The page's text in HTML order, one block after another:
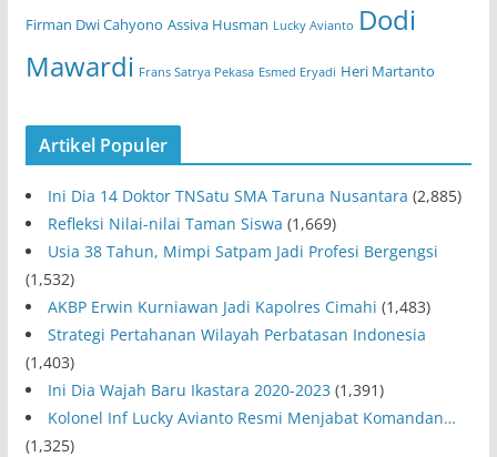
Firman Dwi Cahyono Assiva Husman Lucky Avianto Dodi
Mawardi Frans Satrya Pekasa Esmed Eryadi Heri Martanto
Artikel Populer
Ini Dia 14 Doktor TNSatu SMA Taruna Nusantara (2,885)
Refleksi Nilai-nilai Taman Siswa (1,669)
Usia 38 Tahun, Mimpi Satpam Jadi Profesi Bergengsi
(1,532)
AKBP Erwin Kurniawan Jadi Kapolres Cimahi (1,483)
Strategi Pertahanan Wilayah Perbatasan Indonesia
(1,403)
Ini Dia Wajah Baru Ikastara 2020-2023 (1,391)
Kolonel Inf Lucky Avianto Resmi Menjabat Komandan…
(1,325)